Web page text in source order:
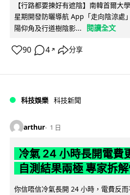
【行路都要揀好有遮陰】南韓首爾大
星期開發防曬導航 App「走向陰涼處
陽仰角及行道樹陰影...
閱讀全文
90 4 ↗ 分享
科技娛樂 科技新聞
arthur 1 日
冷氣 24 小時長開電費
自測結果兩極 專家拆
你信唔信冷氣長開 24 小時，電費反